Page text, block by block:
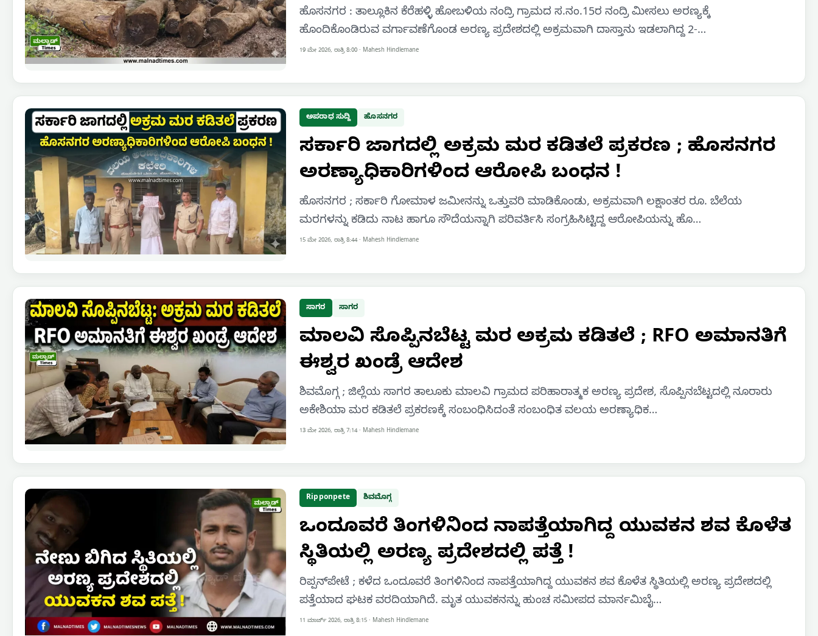
ಹೊಸನಗರ : ತಾಲ್ಲೂಕಿನ ಕೆರೆಹಳ್ಳಿ ಹೋಬಳಿಯ ನಂದ್ರಿ ಗ್ರಾಮದ ಸ.ನಂ.15ರ ನಂದ್ರಿ ಮೀಸಲು ಅರಣ್ಯಕ್ಕೆ
ಹೊಂದಿಕೊಂಡಿರುವ ವರ್ಗಾವಣೆಗೊಂಡ ಅರಣ್ಯ ಪ್ರದೇಶದಲ್ಲಿ ಅಕ್ರಮವಾಗಿ ದಾಸ್ತಾನು ಇಡಲಾಗಿದ್ದ 2-…
19 ಮೇ 2026, ರಾತ್ರಿ 8:00 · Mahesh Hindlemane
ಅಪರಾಧ ಸುದ್ದಿ ಹೊಸನಗರ
ಸರ್ಕಾರಿ ಜಾಗದಲ್ಲಿ ಅಕ್ರಮ ಮರ ಕಡಿತಲೆ ಪ್ರಕರಣ ; ಹೊಸನಗರ
ಅರಣ್ಯಾಧಿಕಾರಿಗಳಿಂದ ಆರೋಪಿ ಬಂಧನ !
ಹೊಸನಗರ ; ಸರ್ಕಾರಿ ಗೋಮಾಳ ಜಮೀನನ್ನು ಒತ್ತುವರಿ ಮಾಡಿಕೊಂಡು, ಅಕ್ರಮವಾಗಿ ಲಕ್ಷಾಂತರ ರೂ. ಬೆಲೆಯ
ಮರಗಳನ್ನು ಕಡಿದು ನಾಟ ಹಾಗೂ ಸೌದೆಯನ್ನಾಗಿ ಪರಿವರ್ತಿಸಿ ಸಂಗ್ರಹಿಸಿಟ್ಟಿದ್ದ ಆರೋಪಿಯನ್ನು ಹೊ…
15 ಮೇ 2026, ರಾತ್ರಿ 8:44· Mahesh Hindlemane
ಸಾಗರ ಸಾಗರ
ಮಾಲವಿ ಸೊಪ್ಪಿನಬೆಟ್ಟ ಮರ ಅಕ್ರಮ ಕಡಿತಲೆ ; RFO ಅಮಾನತಿಗೆ
ಈಶ್ವರ ಖಂಡ್ರೆ ಆದೇಶ
ಶಿವಮೊಗ್ಗ ; ಜಿಲ್ಲೆಯ ಸಾಗರ ತಾಲೂಕು ಮಾಲವಿ ಗ್ರಾಮದ ಪರಿಹಾರಾತ್ಮಕ ಅರಣ್ಯ ಪ್ರದೇಶ, ಸೊಪ್ಪಿನಬೆಟ್ಟದಲ್ಲಿ ನೂರಾರು
ಅಕೇಶಿಯಾ ಮರ ಕಡಿತಲೆ ಪ್ರಕರಣಕ್ಕೆ ಸಂಬಂಧಿಸಿದಂತೆ ಸಂಬಂಧಿತ ವಲಯ ಅರಣ್ಯಾಧಿಕ…
13 ಮೇ 2026, ರಾತ್ರಿ 7:14· Mahesh Hindlemane
Ripponpete ಶಿವಮೊಗ್ಗ
ಒಂದೂವರೆ ತಿಂಗಳಿನಿಂದ ನಾಪತ್ತೆಯಾಗಿದ್ದ ಯುವಕನ ಶವ ಕೊಳೆತ
ಸ್ಥಿತಿಯಲ್ಲಿ ಅರಣ್ಯ ಪ್ರದೇಶದಲ್ಲಿ ಪತ್ತೆ !
ರಿಪ್ಪನ್‌ಪೇಟೆ ; ಕಳೆದ ಒಂದೂವರೆ ತಿಂಗಳಿನಿಂದ ನಾಪತ್ತೆಯಾಗಿದ್ದ ಯುವಕನ ಶವ ಕೊಳೆತ ಸ್ಥಿತಿಯಲ್ಲಿ ಅರಣ್ಯ ಪ್ರದೇಶದಲ್ಲಿ
ಪತ್ತೆಯಾದ ಘಟಕ ವರದಿಯಾಗಿದೆ. ಮೃತ ಯುವಕನನ್ನು ಹುಂಚ ಸಮೀಪದ ಮಾರ್ನಮಿಬೈ…
11 ಮಾರ್ಚ್ 2026, ರಾತ್ರಿ 8:15 · Mahesh Hindlemane